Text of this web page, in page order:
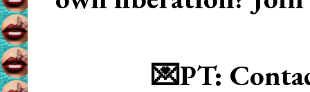
💌PT: